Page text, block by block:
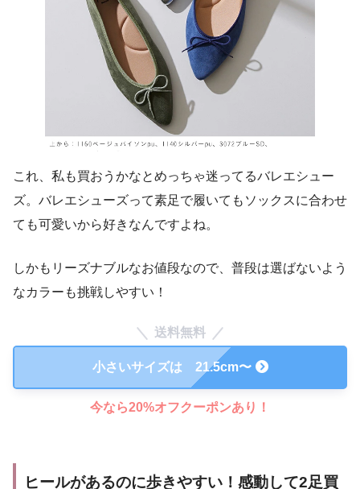
これ、私も買おうかなとめっちゃ迷ってるバレエシュー
ズ。バレエシューズって素足で履いてもソックスに合わせ
ても可愛いから好きなんですよね。
しかもリーズナブルなお値段なので、普段は選ばないよう
なカラーも挑戦しやすい！
送料無料
小さいサイズは 21.5cm〜
今なら20%オフクーポンあり！
ヒールがあるのに歩きやすい！感動して2足買